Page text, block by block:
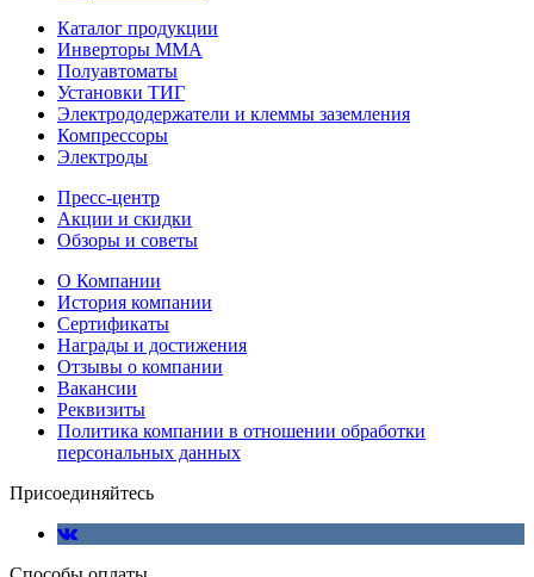
Каталог продукции
Инверторы ММА
Полуавтоматы
Установки ТИГ
Электрододержатели и клеммы заземления
Компрессоры
Электроды
Пресс-центр
Акции и скидки
Обзоры и советы
О Компании
История компании
Сертификаты
Награды и достижения
Отзывы о компании
Вакансии
Реквизиты
Политика компании в отношении обработки
персональных данных
Присоединяйтесь